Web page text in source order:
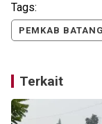
Tags:
PEMKAB BATANG
Terkait